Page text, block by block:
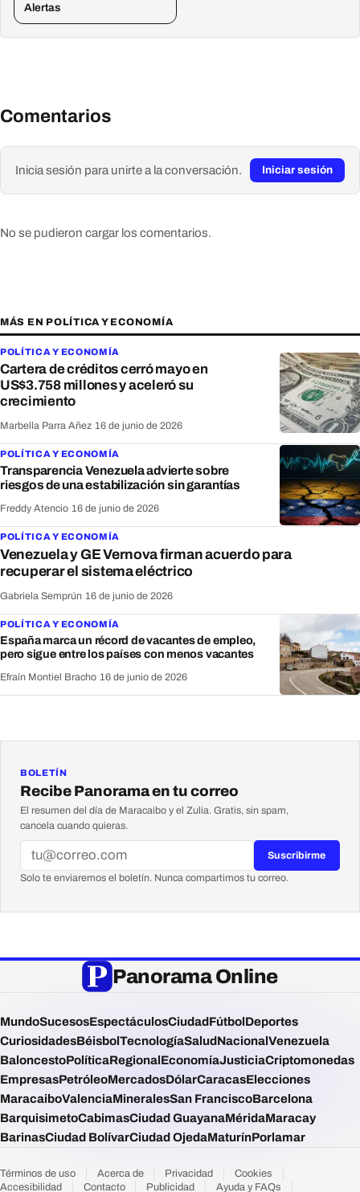
Alertas
Comentarios
Inicia sesión para unirte a la conversación. Iniciar sesión
No se pudieron cargar los comentarios.
MÁS EN POLÍTICA Y ECONOMÍA
POLÍTICA Y ECONOMÍA
Cartera de créditos cerró mayo en
US$3.758 millones y aceleró su
crecimiento
Marbella Parra Añez 16 de junio de 2026
POLÍTICA Y ECONOMÍA
Transparencia Venezuela advierte sobre
riesgos de una estabilización sin garantías
Freddy Atencio 16 de junio de 2026
POLÍTICA Y ECONOMÍA
Venezuela y GE Vernova firman acuerdo para
recuperar el sistema eléctrico
Gabriela Semprún 16 de junio de 2026
POLÍTICA Y ECONOMÍA
España marca un récord de vacantes de empleo,
pero sigue entre los países con menos vacantes
Efraín Montiel Bracho 16 de junio de 2026
BOLETÍN
Recibe Panorama en tu correo
El resumen del día de Maracaibo y el Zulia. Gratis, sin spam,
cancela cuando quieras.
Suscribirme
Solo te enviaremos el boletín. Nunca compartimos tu correo.
Panorama Online
MundoSucesosEspectáculosCiudadFútbol Deportes
CuriosidadesBéisbol TecnologíaSaludNacional Venezuela
BaloncestoPolíticaRegional EconomíaJusticiaCriptomonedas
EmpresasPetróleoMercadosDólarCaracasElecciones
MaracaiboValenciaMineralesSan FranciscoBarcelona
BarquisimetoCabimasCiudad GuayanaMéridaMaracay
BarinasCiudad BolívarCiudad OjedaMaturínPorlamar
Términos de uso Acerca de Privacidad
Cookies
Accesibilidad
Contacto Publicidad Ayuda y FAQs